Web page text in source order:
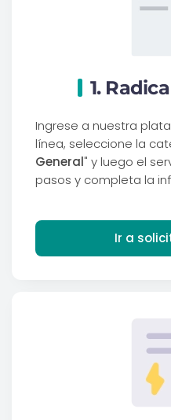
1.
Ingrese a nuestra
línea, seleccione la
General" y luego el
pasos y completa la
Ir a